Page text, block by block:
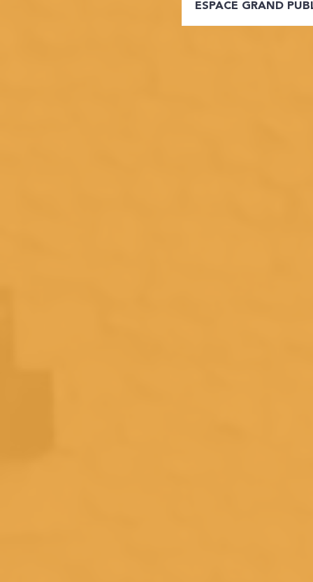
ESPACE GRAND